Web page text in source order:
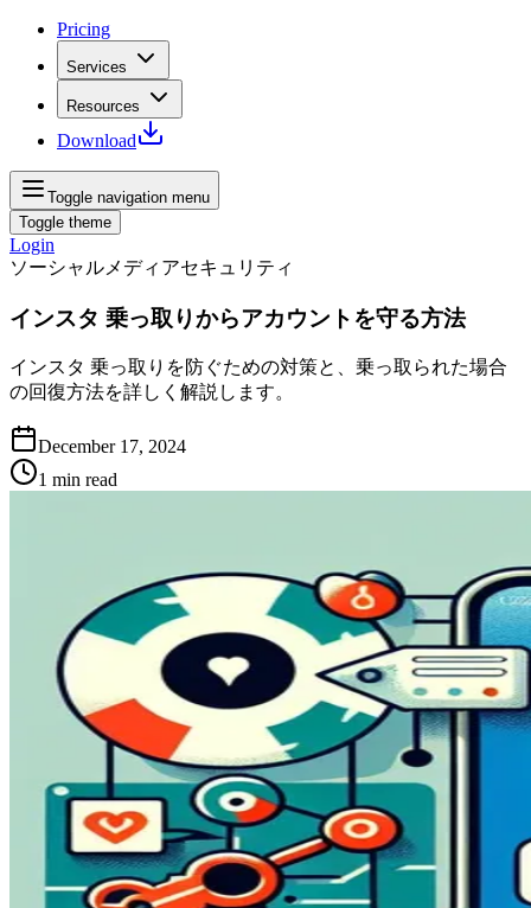
Pricing
Services
Resources
Download
Toggle navigation menu
Toggle theme
Login
ソーシャルメディアセキュリティ
インスタ 乗っ取りからアカウントを守る方法
インスタ 乗っ取りを防ぐための対策と、乗っ取られた場合
の回復方法を詳しく解説します。
December 17, 2024
1 min read